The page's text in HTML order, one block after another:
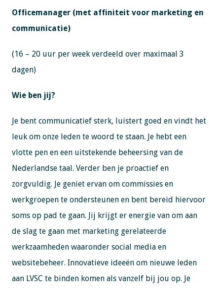
Officemanager (met affiniteit voor marketing en
communicatie)
(16 – 20 uur per week verdeeld over maximaal 3
dagen)
Wie ben jij?
Je bent communicatief sterk, luistert goed en vindt het
leuk om onze leden te woord te staan. Je hebt een
vlotte pen en een uitstekende beheersing van de
Nederlandse taal. Verder ben je proactief en
zorgvuldig. Je geniet ervan om commissies en
werkgroepen te ondersteunen en bent bereid hiervoor
soms op pad te gaan. Jij krijgt er energie van om aan
de slag te gaan met marketing gerelateerde
werkzaamheden waaronder social media en
websitebeheer. Innovatieve ideeën om nieuwe leden
aan LVSC te binden komen als vanzelf bij jou op. Je